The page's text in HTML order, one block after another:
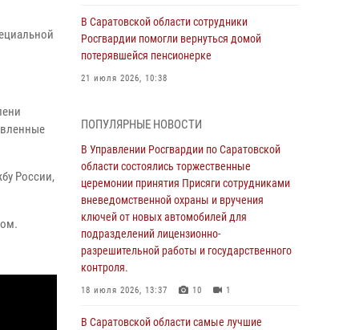
России,
В Саратовской области сотрудники
Росгвардии помогли вернуться домой
потерявшейся пенсионерке
21 июля 2026, 10:38
области состоялись торжественные
церемонии принятия Присяги сотрудниками
вневедомственной охраны и вручения
ключей от новых автомобилей для
подразделений лицензионно-
разрешительной работы и государственного
18 июля 2026, 13:37 10 1
В Саратовской области самые лучшие
16 июля 2026, 06:50 7 1
ПОПУЛЯРНЫЕ НОВОСТИ
В Управлении Росгвардии по Саратовской
области состоялись торжественные
церемонии принятия Присяги сотрудниками
вневедомственной охраны и вручения
ключей от новых автомобилей для
подразделений лицензионно-
разрешительной работы и государственного
контроля.
18 июля 2026, 13:37 10 1
В Саратовской области самые лучшие